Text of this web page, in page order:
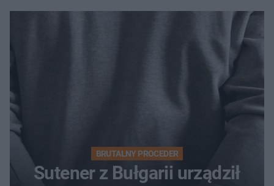
BRUTALNY PROCEDER
Sutener z Bułgarii urządził